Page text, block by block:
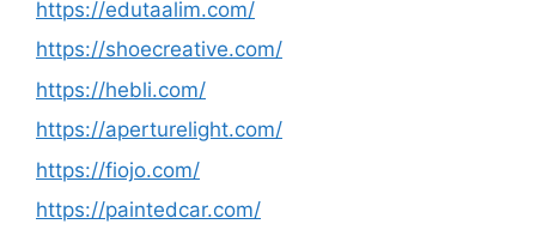
https://edutaalim.com/
https://shoecreative.com/
https://hebli.com/
https://aperturelight.com/
https://fiojo.com/
https://paintedcar.com/